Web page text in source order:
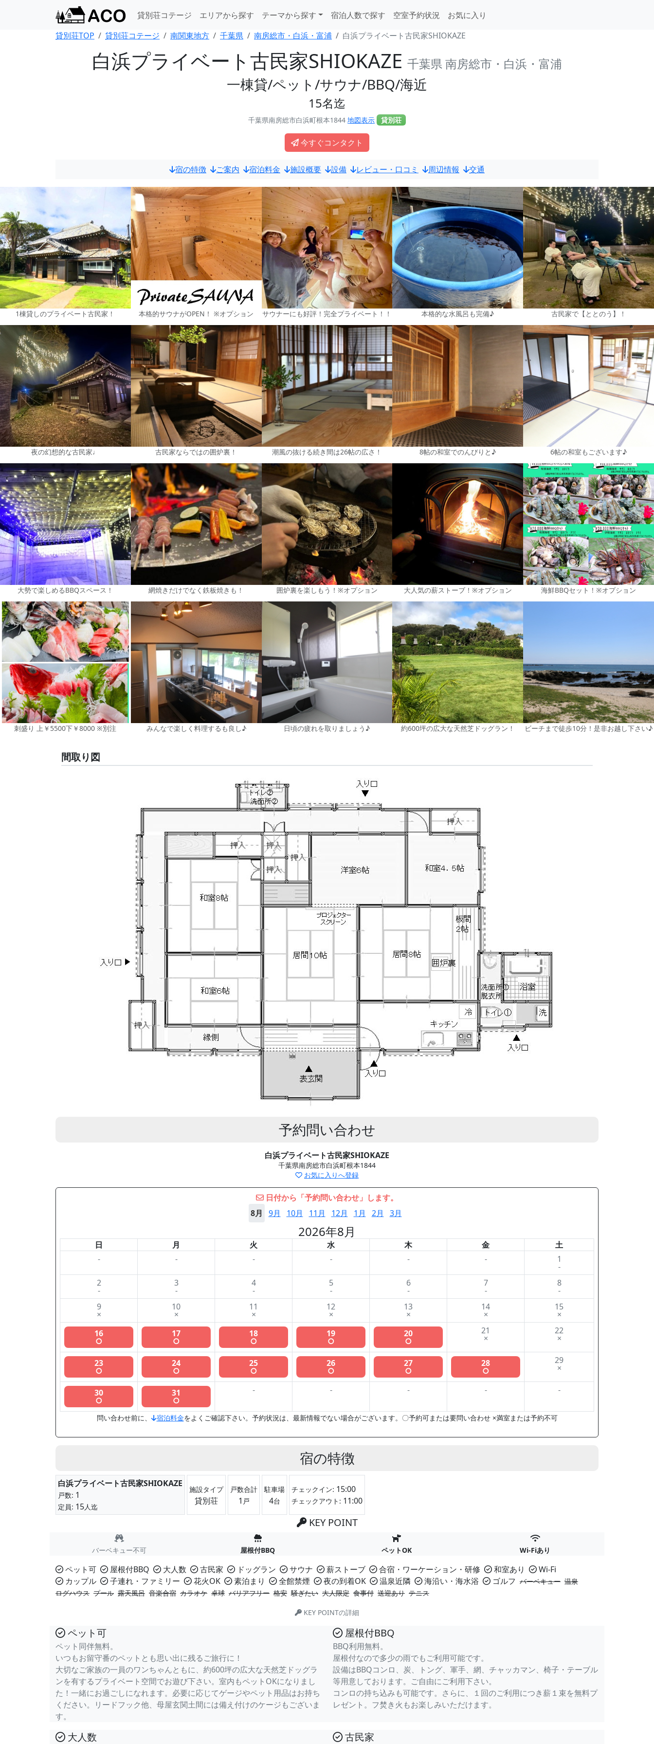
貸別荘コテージ エリアから探す テーマから探す 宿泊人数で探す 空室予約状況
お気に入り
貸別荘TOP
貸別荘コテージ 南関東地方 千葉県 南房総市・白浜・富浦 白浜プライベート古民家SHIOKAZE
白浜プライベート古民家SHIOKAZE 千葉県 南房総市・白浜・富浦
一棟貸/ペット/サウナ/BBQ/海近
15名迄
千葉県南房総市白浜町根本1844地図表示 貸別荘
今すぐコンタクト
宿の特徴 ご案内 宿泊料金 施設概要 設備 レビュー・口コミ 周辺情報 交通
1棟貸しのプライベート古民家！ 本格的サウナがOPEN！ ※オプション サウナーにも好評！完全プライベート！！ 本格的な水風呂も完備♪ 古民家で【ととのう】！
夜の幻想的な古民家♩ 古民家ならではの囲炉裏！ 潮風の抜ける続き間は26帖の広さ！ 8帖の和室でのんびりと♪ 6帖の和室もございます♪
大勢で楽しめるBBQスペース！ 網焼きだけでなく鉄板焼きも！ 囲炉裏を楽しもう！※オプション 大人気の薪ストーブ！※オプション 海鮮BBQセット！※オプション
刺盛り 上￥5500下￥8000 ※別注 みんなで楽しく料理するも良し♪ 日頃の疲れを取りましょう♪ 約600坪の広大な天然芝ドッグラン！ ビーチまで徒歩10分！是非お越し下さい♪
間取り図
予約問い合わせ
白浜プライベート古民家SHIOKAZE
千葉県南房総市白浜町根本1844
お気に入りへ登録
日付から「予約問い合わせ」します。
8月
9月 10月 11月 12月 1月 2月 3月
2026年8月
日 月 火 水 木 金
土
-
- - - - - 1
-
2
-
3
-
4
-
5
-
6
-
7
-
8
-
9
×
10
×
11
×
12
×
13
×
14
×
15
×
16
○
17
○
18
○
19
○
20
○
21
×
22
×
23
○
24
○
25
○
26
○
27
○
28
○
29
×
30
○
31
○
- - - - -
問い合わせ前に、 宿泊料金をよくご確認下さい。予約状況は、最新情報でない場合がございます。〇予約可または要問い合わせ ×満室または予約不可
宿の特徴
白浜プライベート古民家SHIOKAZE
戸数: 1
定員: 15人迄
施設タイプ
貸別荘
戸数合計
1 戸
駐車場
4台
チェックイン: 15:00
チェックアウト: 11:00
KEY POINT
バーベキュー不可 屋根付BBQ ペットOK Wi-Fiあり
ペット可 屋根付BBQ 大人数 古民家 ドッグラン サウナ 薪ストーブ 合宿・ワーケーション・研修 和室あり
Wi-Fi
カップル
子連れ・ファミリー 花火OK 素泊まり 全館禁煙 夜の到着OK 温泉近隣 海沿い・海水浴 ゴルフ バーベキュー 温泉
ログハウス プール 露天風呂 音楽合宿 カラオケ 卓球 バリアフリー 格安 騒ぎたい 大人限定 食事付 送迎あり テニス
KEY POINTの詳細
ペット可
ペット同伴無料。
いつもお留守番のペットとも思い出に残るご旅行に！
大切なご家族の一員のワンちゃんともに、約600坪の広大な天然芝ドッグラ
ンを有するプライベート空間でお遊び下さい。室内もペットOKになりまし
た！一緒にお過ごしになれます。必要に応じてゲージやペット用品はお持ち
ください。リードフック他、母屋玄関土間には備え付けのケージもございま
す。
屋根付BBQ
BBQ利用無料。
屋根付なので多少の雨でもご利用可能です。
設備はBBQコンロ、炭、トング、軍手、網、チャッカマン、椅子・テーブル
等用意しております。ご自由にご利用下さい。
コンロの持ち込みも可能です。さらに、１回のご利用につき薪１束を無料プ
レゼント。フ焚き火もお楽しみいただけます。
大人数 古民家